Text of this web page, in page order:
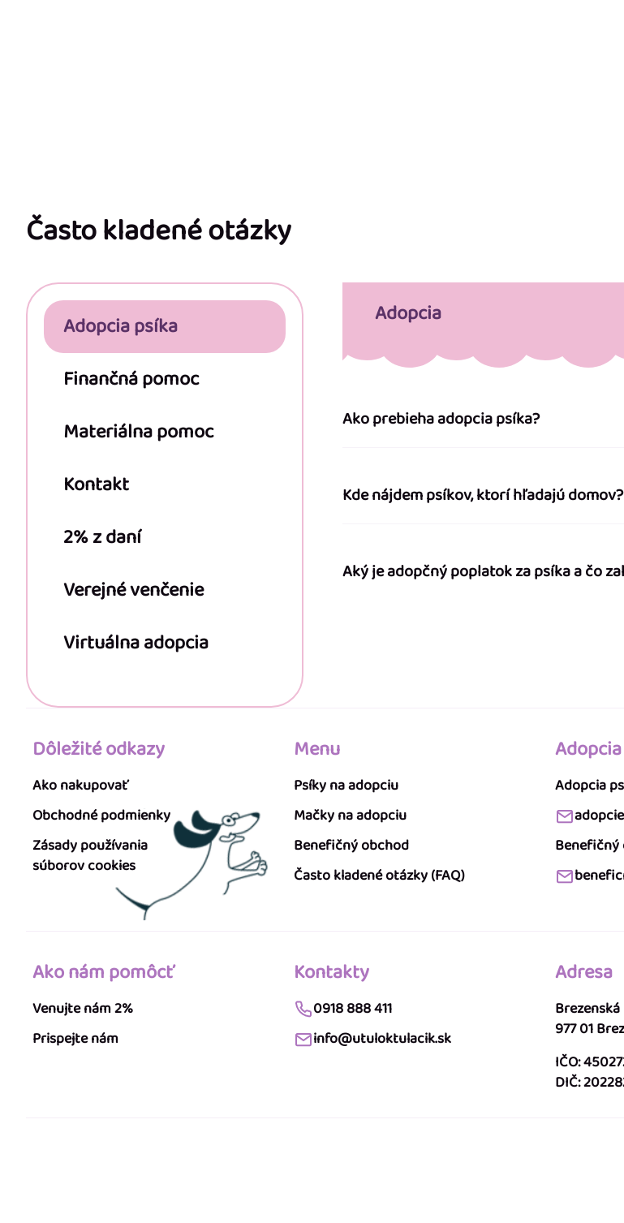
Často kladené otázky
Adopcia psíka
Finančná pomoc
Materiálna pomoc
Kontakt
2% z daní
Verejné venčenie
Virtuálna adopcia
Adopcia
Ako prebieha adopcia psíka?
Kde nájdem psíkov, ktorí hľadajú domov?
Aký je adopčný poplatok za psíka a čo
Dôležité odkazy
Ako nakupovať
Obchodné podmienky
Zásady používania
súborov cookies
Menu
Psíky na adopciu
Mačky na adopciu
Benefičný obchod
Často kladené otázky (FAQ)
Adopcia
Ako nám pomôcť
Venujte nám 2%
Prispejte nám
Kontakty
0918 888 411
info@utuloktulacik.sk
Adresa
Brezenská
977 01
IČO:
DIČ: